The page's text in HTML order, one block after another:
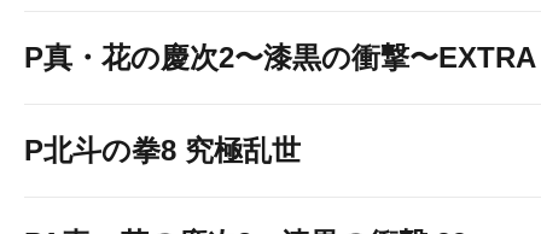
P真・花の慶次2〜漆黒の衝撃〜
P北斗の拳8 究極乱世